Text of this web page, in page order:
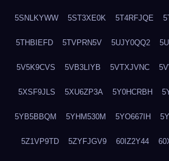
5SNLKYWW 5ST3XE0K 5T4RFJQE
5THBIEFD 5TVPRN5V 5UJY0QQ2
5V5K9CVS 5VB3LIYB 5VTXJVNC
5XSF9JLS 5XU6ZP3A 5Y0HCRBH
5YB5BBQM 5YHM530M 5YO667IH
5Z1VP9TD 5ZYFJGV9 60IZ2Y44